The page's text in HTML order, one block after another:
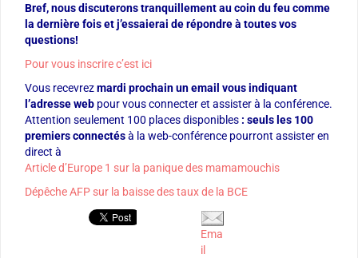
Bref, nous discuterons tranquillement au coin du feu comme
la dernière fois et j’essaierai de répondre à toutes vos
questions!
Pour vous inscrire c’est ici
Vous recevrezmardi prochain un email vous indiquant
l’adresse web pour vous connecter et assister à la conférence.
Attention seulement 100 places disponibles : seuls les 100
premiers connectésà la web-conférence pourront assister en
direct à
Article d’Europe 1 sur la panique des mamamouchis
Dépêche AFP sur la baisse des taux de la BCE
Ema
il